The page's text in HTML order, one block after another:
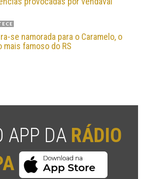
se namorada para o Caramelo, o
mais famoso do RS
APP DA RÁDIO